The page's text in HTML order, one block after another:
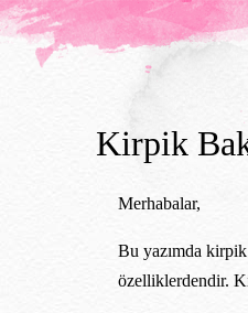
Kirpik
Merhabalar,
Bu yazımda
özelliklerdendir.